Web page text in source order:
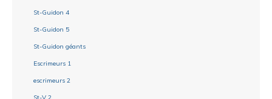
St-Guidon 4
St-Guidon 5
St-Guidon géants
Escrimeurs 1
escrimeurs 2
St-V 2